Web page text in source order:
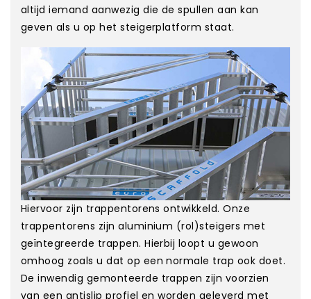
altijd iemand aanwezig die de spullen aan kan
geven als u op het steigerplatform staat.
Hiervoor zijn trappentorens ontwikkeld. Onze
trappentorens zijn aluminium (rol)steigers met
geïntegreerde trappen. Hierbij loopt u gewoon
omhoog zoals u dat op een normale trap ook doet.
De inwendig gemonteerde trappen zijn voorzien
van een antislip profiel en worden geleverd met